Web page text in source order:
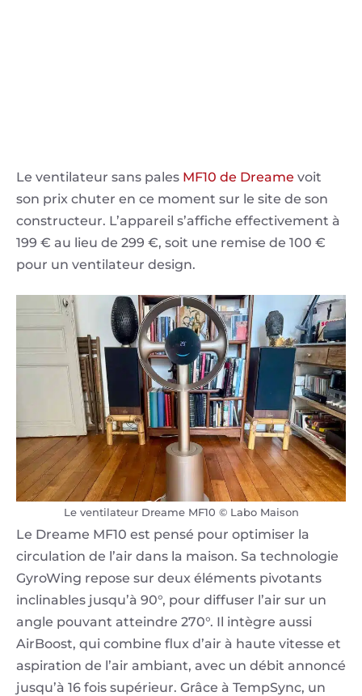
Le ventilateur sans pales MF10 de Dreame voit
son prix chuter en ce moment sur le site de son
constructeur. L’appareil s’affiche effectivement à
199 € au lieu de 299 €, soit une remise de 100 €
pour un ventilateur design.
Le ventilateur Dreame MF10 © Labo Maison
Le Dreame MF10 est pensé pour optimiser la
circulation de l’air dans la maison. Sa technologie
GyroWing repose sur deux éléments pivotants
inclinables jusqu’à 90°, pour diffuser l’air sur un
angle pouvant atteindre 270°. Il intègre aussi
AirBoost, qui combine flux d’air à haute vitesse et
aspiration de l’air ambiant, avec un débit annoncé
jusqu’à 16 fois supérieur. Grâce à TempSync, un